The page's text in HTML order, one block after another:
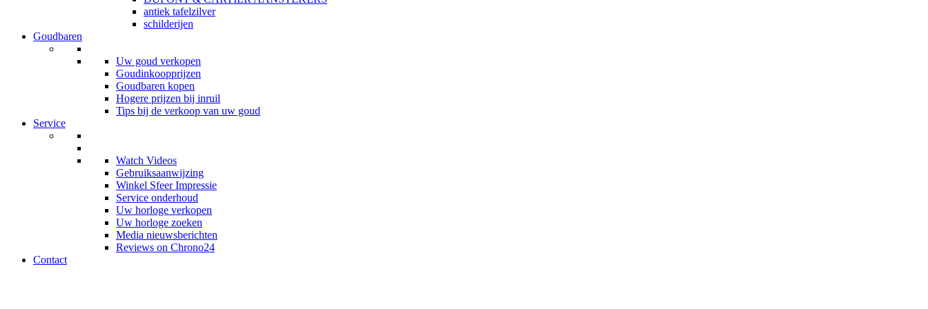
antiek tafelzilver
schilderijen
Goudbaren
Uw goud verkopen
Goudinkoopprijzen
Goudbaren kopen
Hogere prijzen bij inruil
Tips bij de verkoop van uw goud
Service
Watch Videos
Gebruiksaanwijzing
Winkel Sfeer Impressie
Service onderhoud
Uw horloge verkopen
Uw horloge zoeken
Media nieuwsberichten
Reviews on Chrono24
Contact